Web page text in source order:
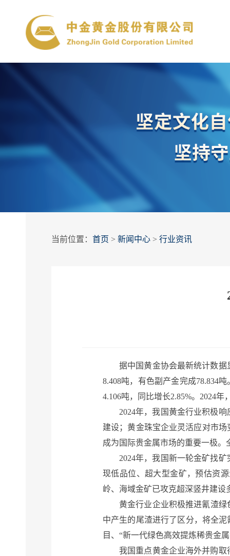
当前位置： 首页 > 新闻中心 > 行业资讯
据中国黄金协会最新统计数据
8.408吨，有色副产金完成78.834
4.106吨，同比增长2.85%。2024
2024年，我国黄金行业积极
建设；黄金珠宝企业灵活应对市
成为国际贵金属市场的重要一极
2024年，我国新一轮金矿找
现低品位、超大型金矿，预估资
岭、海域金矿已攻克超深竖井建
黄金行业企业积极推进氰渣
中产生的尾渣进行了区分，将全
目、“新一代绿色高效提炼稀贵金
我国重点黄金企业海外并购